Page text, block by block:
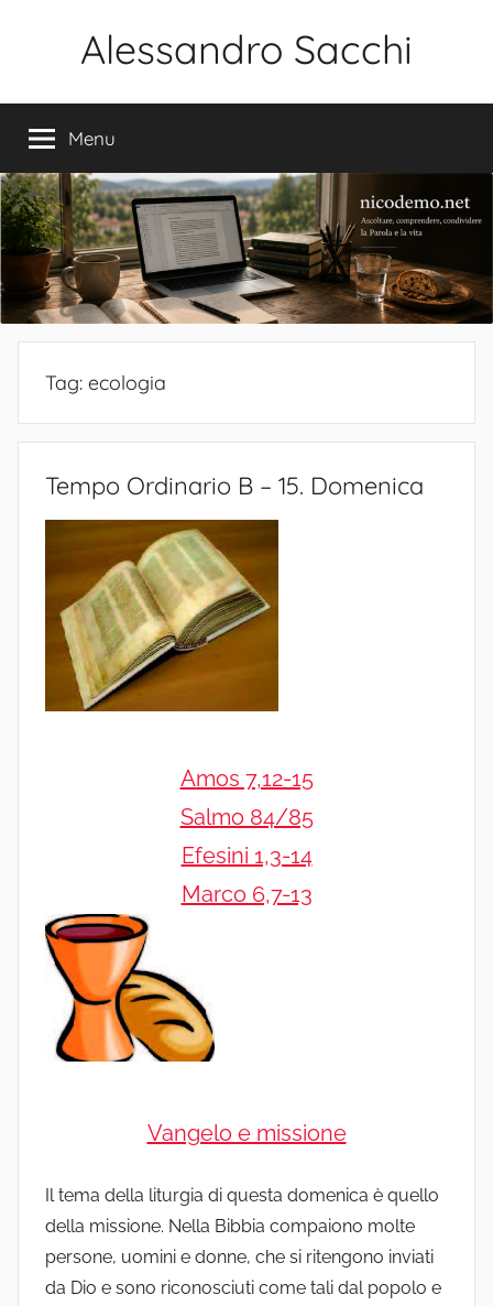
Alessandro Sacchi
Vita
Menu
Tag: ecologia
Tempo Ordinario B – 15. Domenica
Amos 7,12-15
Salmo 84/85
Efesini 1,3-14
Marco 6,7-13
Vangelo e missione
Il tema della liturgia di questa domenica è quello
della missione. Nella Bibbia compaiono molte
persone, uomini e donne, che si ritengono inviati
da Dio e sono riconosciuti come tali dal popolo e